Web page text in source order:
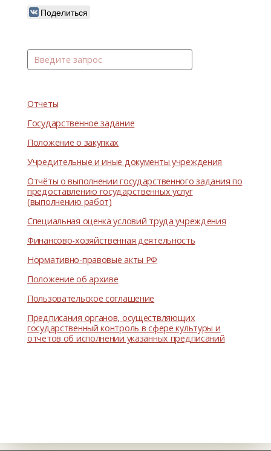
Отчеты
Государственное задание
Положение о закупках
Учредительные и иные документы учреждения
Отчёты о выполнении государственного задания по
предоставлению государственных услуг
(выполнению работ)
Специальная оценка условий труда учреждения
Финансово-хозяйственная деятельность
Нормативно-правовые акты РФ
Положение об архиве
Пользовательское соглашение
Предписания органов, осуществляющих
государственный контроль в сфере культуры и
отчетов об исполнении указанных предписаний
Поделиться